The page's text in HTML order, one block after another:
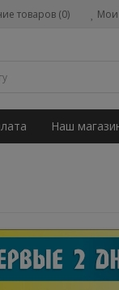
Мои
товаров (0)
Наш